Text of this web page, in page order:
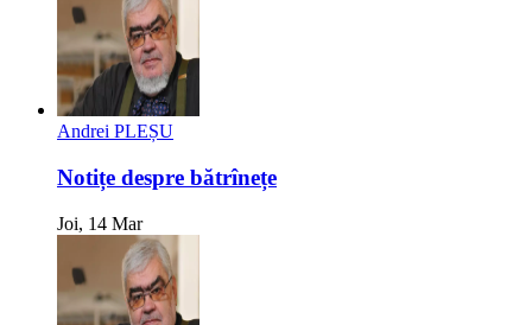
Andrei PLEȘU
Notițe despre bătrînețe
Joi, 14 Mar